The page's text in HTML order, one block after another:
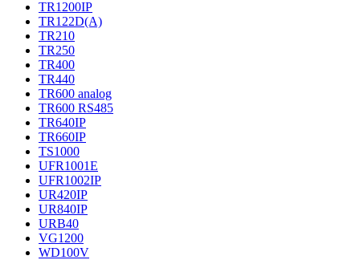
TR1200IP
TR122D(A)
TR210
TR250
TR400
TR440
TR600 analog
TR600 RS485
TR640IP
TR660IP
TS1000
UFR1001E
UFR1002IP
UR420IP
UR840IP
URB40
VG1200
WD100V